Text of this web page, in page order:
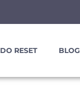
RESET BLOG